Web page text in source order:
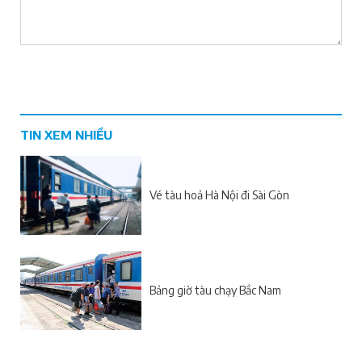
TIN XEM NHIỀU
Vé tàu hoả Hà Nội đi Sài Gòn
Bảng giờ tàu chạy Bắc Nam